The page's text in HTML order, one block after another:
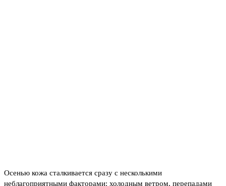
Осенью кожа сталкивается сразу с несколькими
неблагоприятными факторами: холодным ветром, перепадами